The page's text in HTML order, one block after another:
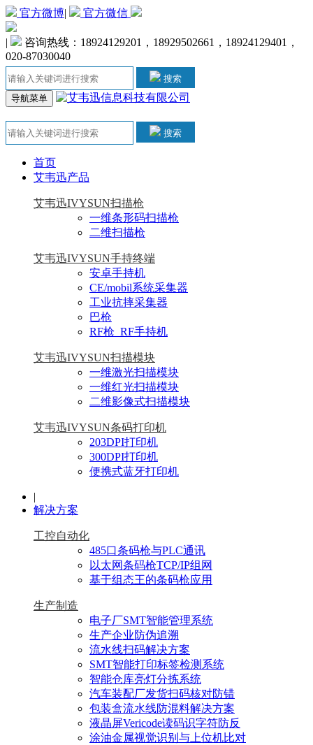
官方微博| 官方微信
|
咨询热线：18924129201，18929502661，18924129401，
020-87030040
搜索
导航菜单
搜索
首页
艾韦迅产品
艾韦迅IVYSUN扫描枪
一维条形码扫描枪
二维扫描枪
艾韦迅IVYSUN手持终端
安卓手持机
CE/mobil系统采集器
工业抗摔采集器
巴枪
RF枪_RF手持机
艾韦迅IVYSUN扫描模块
一维激光扫描模块
一维红光扫描模块
二维影像式扫描模块
艾韦迅IVYSUN条码打印机
203DPI打印机
300DPI打印机
便携式蓝牙打印机
|
解决方案
工控自动化
485口条码枪与PLC通讯
以太网条码枪TCP/IP组网
基于组态王的条码枪应用
生产制造
电子厂SMT智能管理系统
生产企业防伪追溯
流水线扫码解决方案
SMT智能打印标签检测系统
智能仓库亮灯分拣系统
汽车装配厂发货扫码核对防错
包装盒流水线防混料解决方案
液晶屏Vericode读码识字符防反
涂油金属视觉识别与上位机比对